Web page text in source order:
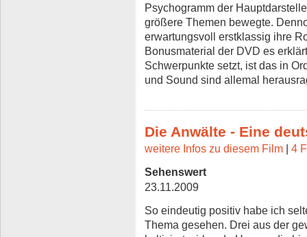
Psychogramm der
größere Themen bewegte.
erwartungsvoll erstklassig ihre
Bonusmaterial der DVD es
Schwerpunkte setzt, ist das in
und Sound sind allemal
Die Anwälte - Eine
weitere Infos zu diesem Film
4
Sehenswert
23.11.2009
So eindeutig positiv habe ich
Thema gesehen. Drei aus der